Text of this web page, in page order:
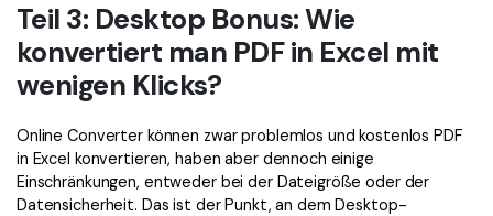
Teil 3: Desktop Bonus: Wie
konvertiert man PDF in Excel mit
wenigen Klicks?
Online Converter können zwar problemlos und kostenlos PDF
in Excel konvertieren, haben aber dennoch einige
Einschränkungen, entweder bei der Dateigröße oder der
Datensicherheit. Das ist der Punkt, an dem Desktop-